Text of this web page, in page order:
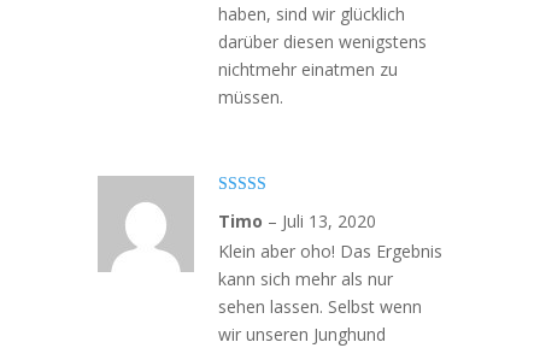
haben, sind wir glücklich
darüber diesen wenigstens
nichtmehr einatmen zu
müssen.
5 von 5
Timo – Juli 13, 2020
Klein aber oho! Das Ergebnis
kann sich mehr als nur
sehen lassen. Selbst wenn
wir unseren Junghund